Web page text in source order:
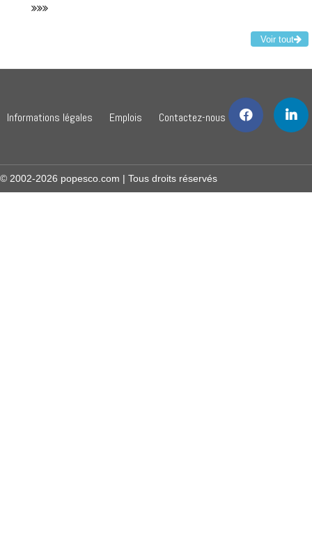
Voir tout
Informations légales Emplois Contactez-nous
© 2002-2026 popesco.com | Tous droits réservés